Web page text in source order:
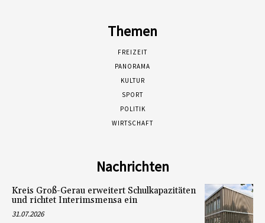
Themen
FREIZEIT
PANORAMA
KULTUR
SPORT
POLITIK
WIRTSCHAFT
Nachrichten
Kreis Groß-Gerau erweitert Schulkapazitäten
und richtet Interimsmensa ein
31.07.2026